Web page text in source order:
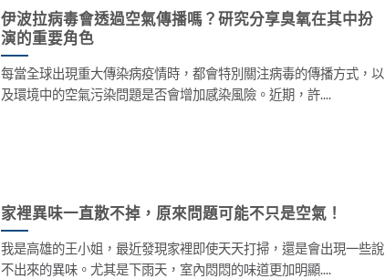
伊波拉病毒會透過空氣傳播嗎？研究分享臭氧在其中扮
演的重要角色
每當全球出現重大傳染病疫情時，都會特別關注病毒的傳播方式，以
及環境中的空氣污染問題是否會增加感染風險。近期，許....
家裡異味一直散不掉，原來問題可能不只是空氣！
我是高雄的王小姐，最近發現家裡即使天天打掃，還是會出現一些說
不出來的異味。尤其是下雨天，室內悶悶的味道更加明顯....